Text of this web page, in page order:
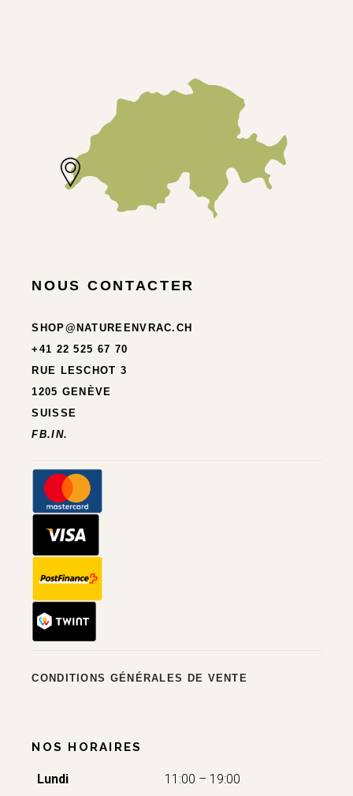
NOUS CONTACTER
SHOP@NATUREENVRAC.CH
+41 22 525 67 70
RUE LESCHOT 3
1205 GENÈVE
SUISSE
FB.IN.
CONDITIONS GÉNÉRALES DE VENTE
NOS HORAIRES
Lundi 11:00 – 19:00